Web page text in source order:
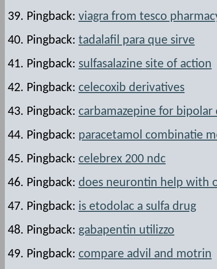
Pingback: viagra from tesco
Pingback: tadalafil para que sirve
Pingback: sulfasalazine site of action
Pingback: celecoxib derivatives
Pingback: carbamazepine for bipolar
Pingback: paracetamol combinatie
Pingback: celebrex 200 ndc
Pingback: does neurontin help with
Pingback: is etodolac a sulfa drug
Pingback: gabapentin utilizzo
Pingback: compare advil and motrin